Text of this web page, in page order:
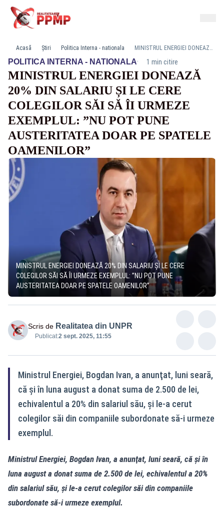
Acasă Știri Politica Interna - nationala MINISTRUL ENERGIEI DONEAZĂ 20% DIN SALARIU ȘI LE CERE COLEGILOR SĂI SĂ ÎI URMEZE EXEMPLUL: ”NU POT PUNE AUSTERITATEA DOAR PE SPATELE OAMENILOR”
POLITICA INTERNA - NATIONALA· 1 min citire
MINISTRUL ENERGIEI DONEAZĂ
20% DIN SALARIU ȘI LE CERE
COLEGILOR SĂI SĂ ÎI URMEZE
EXEMPLUL: ”NU POT PUNE
AUSTERITATEA DOAR PE SPATELE
OAMENILOR”
MINISTRUL ENERGIEI DONEAZĂ 20% DIN SALARIU ȘI LE CERE
COLEGILOR SĂI SĂ ÎI URMEZE EXEMPLUL: ”NU POT PUNE
AUSTERITATEA DOAR PE SPATELE OAMENILOR”
Scris de Realitatea din UNPR
Publicat:2 sept. 2025, 11:55
Ministrul Energiei, Bogdan Ivan, a anunţat, luni seară,
că şi în luna august a donat suma de 2.500 de lei,
echivalentul a 20% din salariul său, și le-a cerut
colegilor săi din companiile subordonate să-i urmeze
exemplul.
Ministrul Energiei, Bogdan Ivan, a anunţat, luni seară, că şi în
luna august a donat suma de 2.500 de lei, echivalentul a 20%
din salariul său, și le-a cerut colegilor săi din companiile
subordonate să-i urmeze exemplul.